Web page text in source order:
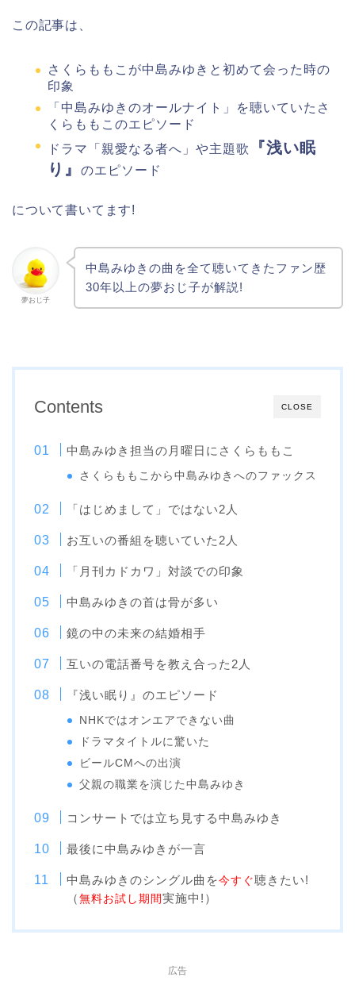
この記事は、
さくらももこが中島みゆきと初めて会った時の
印象
「中島みゆきのオールナイト」を聴いていたさ
くらももこのエピソード
ドラマ「親愛なる者へ」や主題歌
『浅い眠
り』
のエピソード
について書いてます!
夢おじ子
中島みゆきの曲を全て聴いてきたファン歴
30年以上の夢おじ子が解説!
CLOSE
Contents
中島みゆき担当の月曜日にさくらももこ
さくらももこから中島みゆきへのファックス
「はじめまして」ではない2人
お互いの番組を聴いていた2人
「月刊カドカワ」対談での印象
中島みゆきの首は骨が多い
鏡の中の未来の結婚相手
互いの電話番号を教え合った2人
『浅い眠り』のエピソード
NHKではオンエアできない曲
ドラマタイトルに驚いた
ビールCMへの出演
父親の職業を演じた中島みゆき
コンサートでは立ち見する中島みゆき
最後に中島みゆきが一言
中島みゆきのシングル曲を今すぐ聴きたい!
（無料お試し期間実施中!）
広告